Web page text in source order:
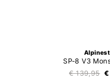
SP-8 V3
€ 139,95 €